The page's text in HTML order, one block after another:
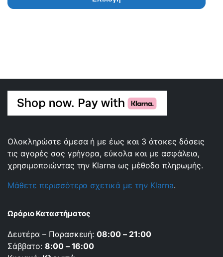
Ολοκληρώστε άμεσα ή με έως και 3 άτοκες δόσεις
τις αγορές σας γρήγορα, εύκολα και με ασφάλεια,
χρησιμοποιώντας την Klarna ως μέθοδο πληρωμής.
Μάθετε περισσότερα σχετικά με την Klarna.
Ωράριο Καταστήματος
Δευτέρα – Παρασκευή:08:00 – 21:00
Σάββατο: 8:00 – 16:00